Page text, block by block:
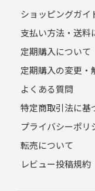
ショッピングガイ
支払い方法・送料
定期購入について
定期購入の変更・
よくある質問
特定商取引法に基
プライバシーポリ
転売について
レビュー投稿規約